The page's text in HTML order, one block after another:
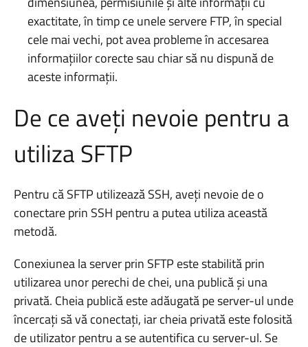
exactitate, în timp ce unele servere FTP, în special
cele mai vechi, pot avea probleme în accesarea
informațiilor corecte sau chiar să nu dispună de
aceste informații.
De ce aveți nevoie pentru a
utiliza SFTP
Pentru că SFTP utilizează SSH, aveți nevoie de o
conectare prin SSH pentru a putea utiliza această
metodă.
Conexiunea la server prin SFTP este stabilită prin
utilizarea unor perechi de chei, una publică și una
privată. Cheia publică este adăugată pe server-ul unde
încercați să vă conectați, iar cheia privată este folosită
de utilizator pentru a se autentifica cu server-ul. Se